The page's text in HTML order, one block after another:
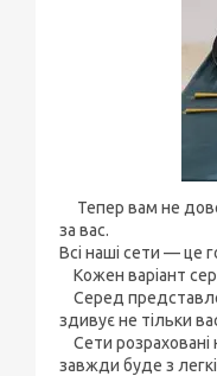
Тепер вам не
за вас.
Всі наші сети — це
Кожен варіант
Серед
здивує не тільки
Сети розраховані
завжди буде з